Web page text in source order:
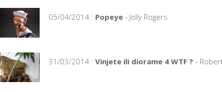
05/04/2014 : Popeye - Jolly Rogers
31/03/2014 : Vinjete ili diorame 4 WTF ? -